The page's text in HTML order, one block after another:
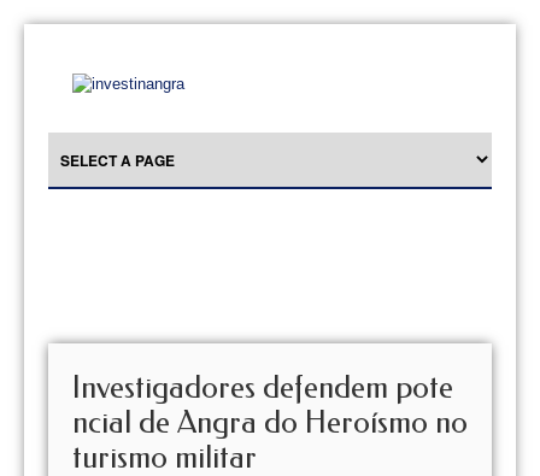
Investigadores defendem pote
ncial de Angra do Heroísmo no
turismo militar